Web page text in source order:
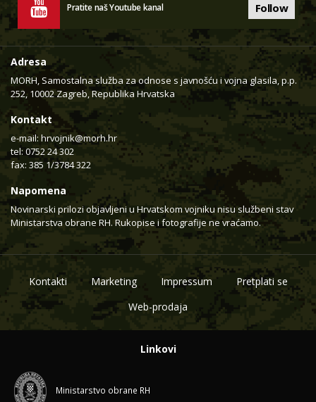
Pratite naš Youtube kanal Follow
Adresa
MORH, Samostalna služba za odnose s javnošću i vojna glasila, p.p.
252, 10002 Zagreb, Republika Hrvatska
Kontakt
e-mail: hrvojnik@morh.hr
tel: 0752 24 302
fax: 385 1/3784 322
Napomena
Novinarski prilozi objavljeni u Hrvatskom vojniku nisu službeni stav
Ministarstva obrane RH. Rukopise i fotografije ne vraćamo.
Kontakti Marketing Impressum
Pretplati se
Web-prodaja
Linkovi
Ministarstvo obrane RH